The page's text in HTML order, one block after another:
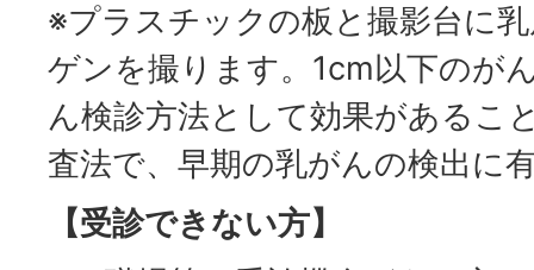
※プラスチックの板と撮影台に
ゲンを撮ります。1cm以下のが
ん検診方法として効果があるこ
査法で、早期の乳がんの検出に
【受診できない方】